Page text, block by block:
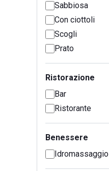
Sabbiosa
Con ciottoli
Scogli
Prato
Ristorazione
Bar
Ristorante
Benessere
Idromassaggio